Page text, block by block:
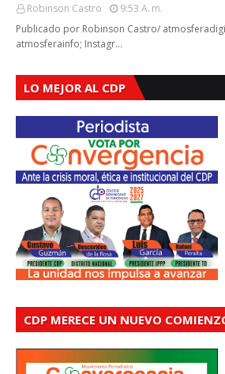
Robinson Castro
9:53 A. M.
Publicado por Robinson Castro/
atmosferainfo; Instagr…
LO MEJOR AL CDP
CDP MERECE UN NUEVO